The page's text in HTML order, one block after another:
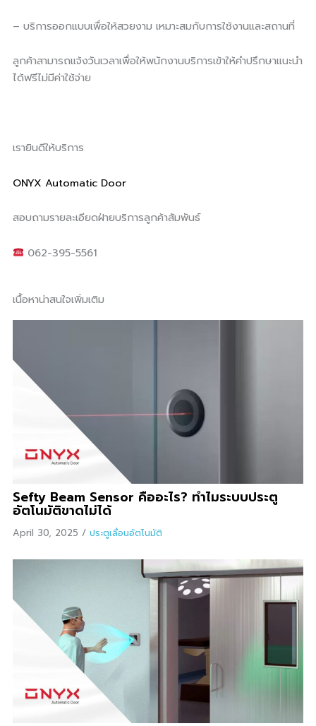
– บริการออกแบบเพื่อให้สวยงาม เหมาะสมกับการใช้งานและสถานที่
ลูกค้าสามารถแจ้งวันเวลาเพื่อให้พนักงานบริการเข้าให้คำปรึกษาแนะนำ
ได้ฟรีไม่มีค่าใช้จ่าย
เรายินดีให้บริการ
ONYX Automatic Door
สอบถามรายละเอียดฝ่ายบริการลูกค้าสัมพันธ์
062-395-5561
เนื้อหาน่าสนใจเพิ่มเติม
Sefty Beam Sensor คืออะไร? ทำไมระบบประตู
อัตโนมัติขาดไม่ได้
April 30, 2025 / ประตูเลื่อนอัตโนมัติ